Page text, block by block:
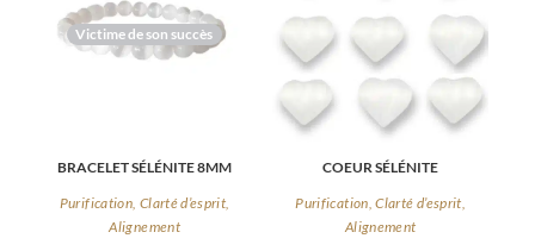
Victime de son succès
BRACELET SÉLÉNITE 8MM
Purification, Clarté d’esprit,
Alignement
COEUR SÉLÉNITE
Purification, Clarté d’esprit,
Alignement